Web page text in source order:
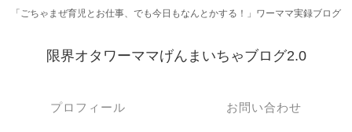
「ごちゃまぜ育児とお仕事、でも今日もなんとかする！」ワーママ実録ブログ
限界オタワーママげんまいちゃブログ2.0
プロフィール お問い合わせ